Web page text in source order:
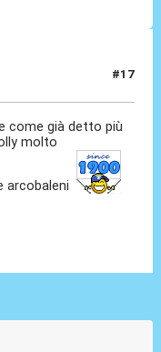
#17
come già detto più
molto
arcobaleni